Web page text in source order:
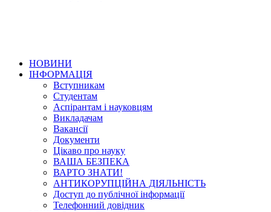
НОВИНИ
ІНФОРМАЦІЯ
Вступникам
Студентам
Аспірантам і науковцям
Викладачам
Вакансії
Документи
Цікаво про науку
ВАША БЕЗПЕКА
ВАРТО ЗНАТИ!
АНТИКОРУПЦІЙНА ДІЯЛЬНІСТЬ
Доступ до публічної інформації
Телефонний довідник